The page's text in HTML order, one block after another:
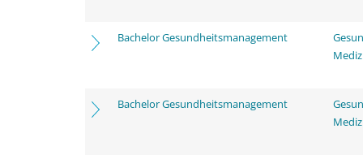
Bachelor Gesundheitsmanagement
Bachelor Gesundheitsmanagement